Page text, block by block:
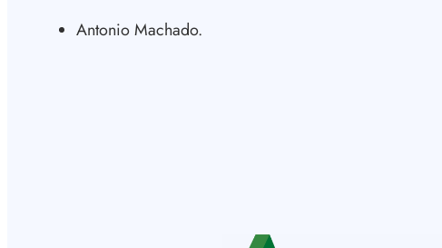
Antonio Machado.